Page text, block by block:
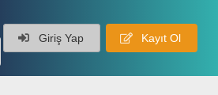
Giriş Yap Kayıt Ol